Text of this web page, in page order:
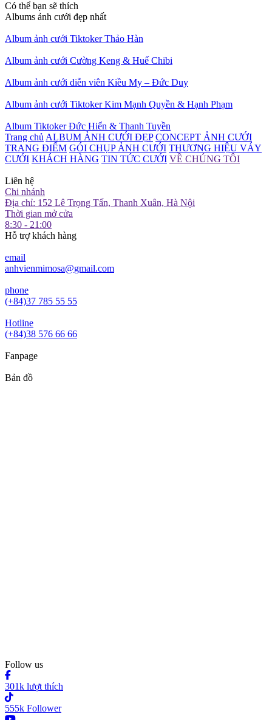
Có thể bạn sẽ thích
Albums ảnh cưới đẹp nhất
Album ảnh cưới Tiktoker Thảo Hàn
Album ảnh cưới Cường Keng & Huế Chibi
Album ảnh cưới diễn viên Kiều My – Đức Duy
Album ảnh cưới Tiktoker Kim Mạnh Quyền & Hạnh Phạm
Album Tiktoker Đức Hiển & Thanh Tuyền
Trang chủ ALBUM ẢNH CƯỚI ĐẸP CONCEPT ẢNH CƯỚI
TRANG ĐIỂM GÓI CHỤP ẢNH CƯỚI THƯƠNG HIỆU VÁY
CƯỚI KHÁCH HÀNG TIN TỨC CƯỚI VỀ CHÚNG TÔI
Liên hệ
Chi nhánh
Địa chỉ: 152 Lê Trọng Tấn, Thanh Xuân, Hà Nội
Thời gian mở cửa
8:30 - 21:00
Hỗ trợ khách hàng
email
anhvienmimosa@gmail.com
phone
(+84)37 785 55 55
Hotline
(+84)38 576 66 66
Fanpage
Bản đồ
Follow us
301k lượt thích
555k Follower